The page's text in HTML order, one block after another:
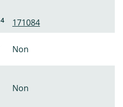
4
171084
Non
Non